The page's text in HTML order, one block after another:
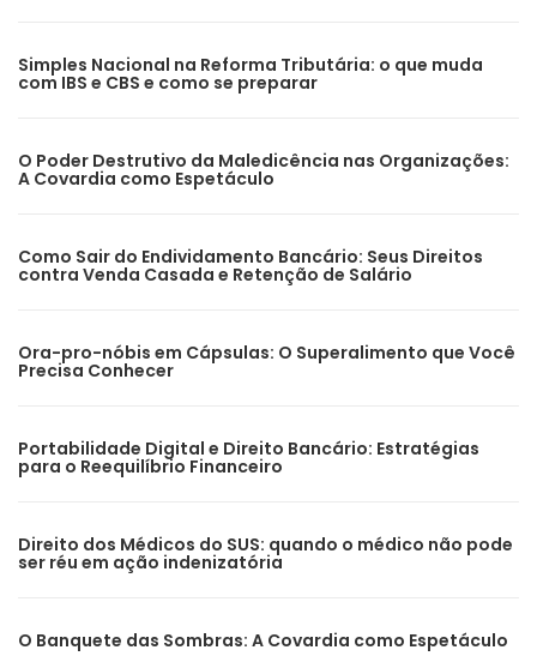
Simples Nacional na Reforma Tributária: o que muda
com IBS e CBS e como se preparar
O Poder Destrutivo da Maledicência nas Organizações:
A Covardia como Espetáculo
Como Sair do Endividamento Bancário: Seus Direitos
contra Venda Casada e Retenção de Salário
Ora-pro-nóbis em Cápsulas: O Superalimento que Você
Precisa Conhecer
Portabilidade Digital e Direito Bancário: Estratégias
para o Reequilíbrio Financeiro
Direito dos Médicos do SUS: quando o médico não pode
ser réu em ação indenizatória
O Banquete das Sombras: A Covardia como Espetáculo